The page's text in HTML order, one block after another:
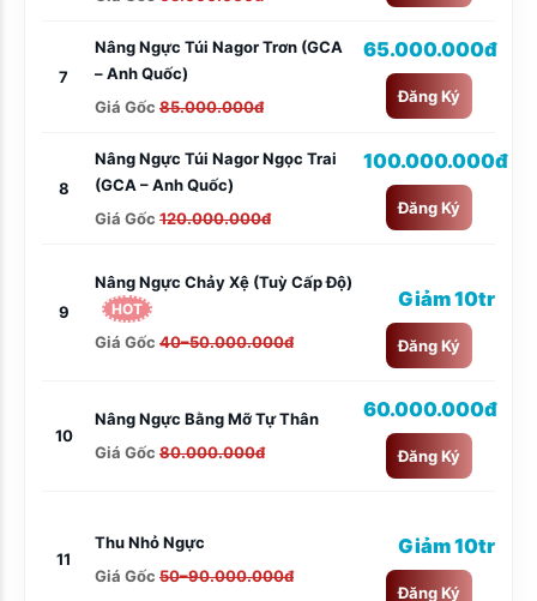
7
Nâng Ngực Túi Nagor Trơn (GCA
– Anh Quốc)
Giá Gốc 85.000.000đ
65.000.000đ
Đăng Ký
8
Nâng Ngực Túi Nagor Ngọc Trai
(GCA – Anh Quốc)
Giá Gốc 120.000.000đ
100.000.000đ
Đăng Ký
9
Nâng Ngực Chảy Xệ (tuỳ Cấp Độ)
HOT
Giá Gốc 40–50.000.000đ
Giảm 10tr
Đăng Ký
10
Nâng Ngực Bằng Mỡ Tự Thân
Giá Gốc 80.000.000đ
60.000.000đ
Đăng Ký
11
Thu Nhỏ Ngực
Giá Gốc 50–90.000.000đ
Giảm 10tr
Đăng Ký